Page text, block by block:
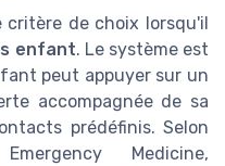
de choix lorsqu'il
enfant. Le système est
peut appuyer sur un
accompagnée de sa
prédéfinis. Selon
Medicine,